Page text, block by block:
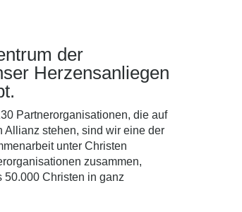
der
Herzensanliegen
Partnerorganisationen, die auf
stehen, sind wir eine der
unter Christen
zusammen,
50.000 Christen in ganz